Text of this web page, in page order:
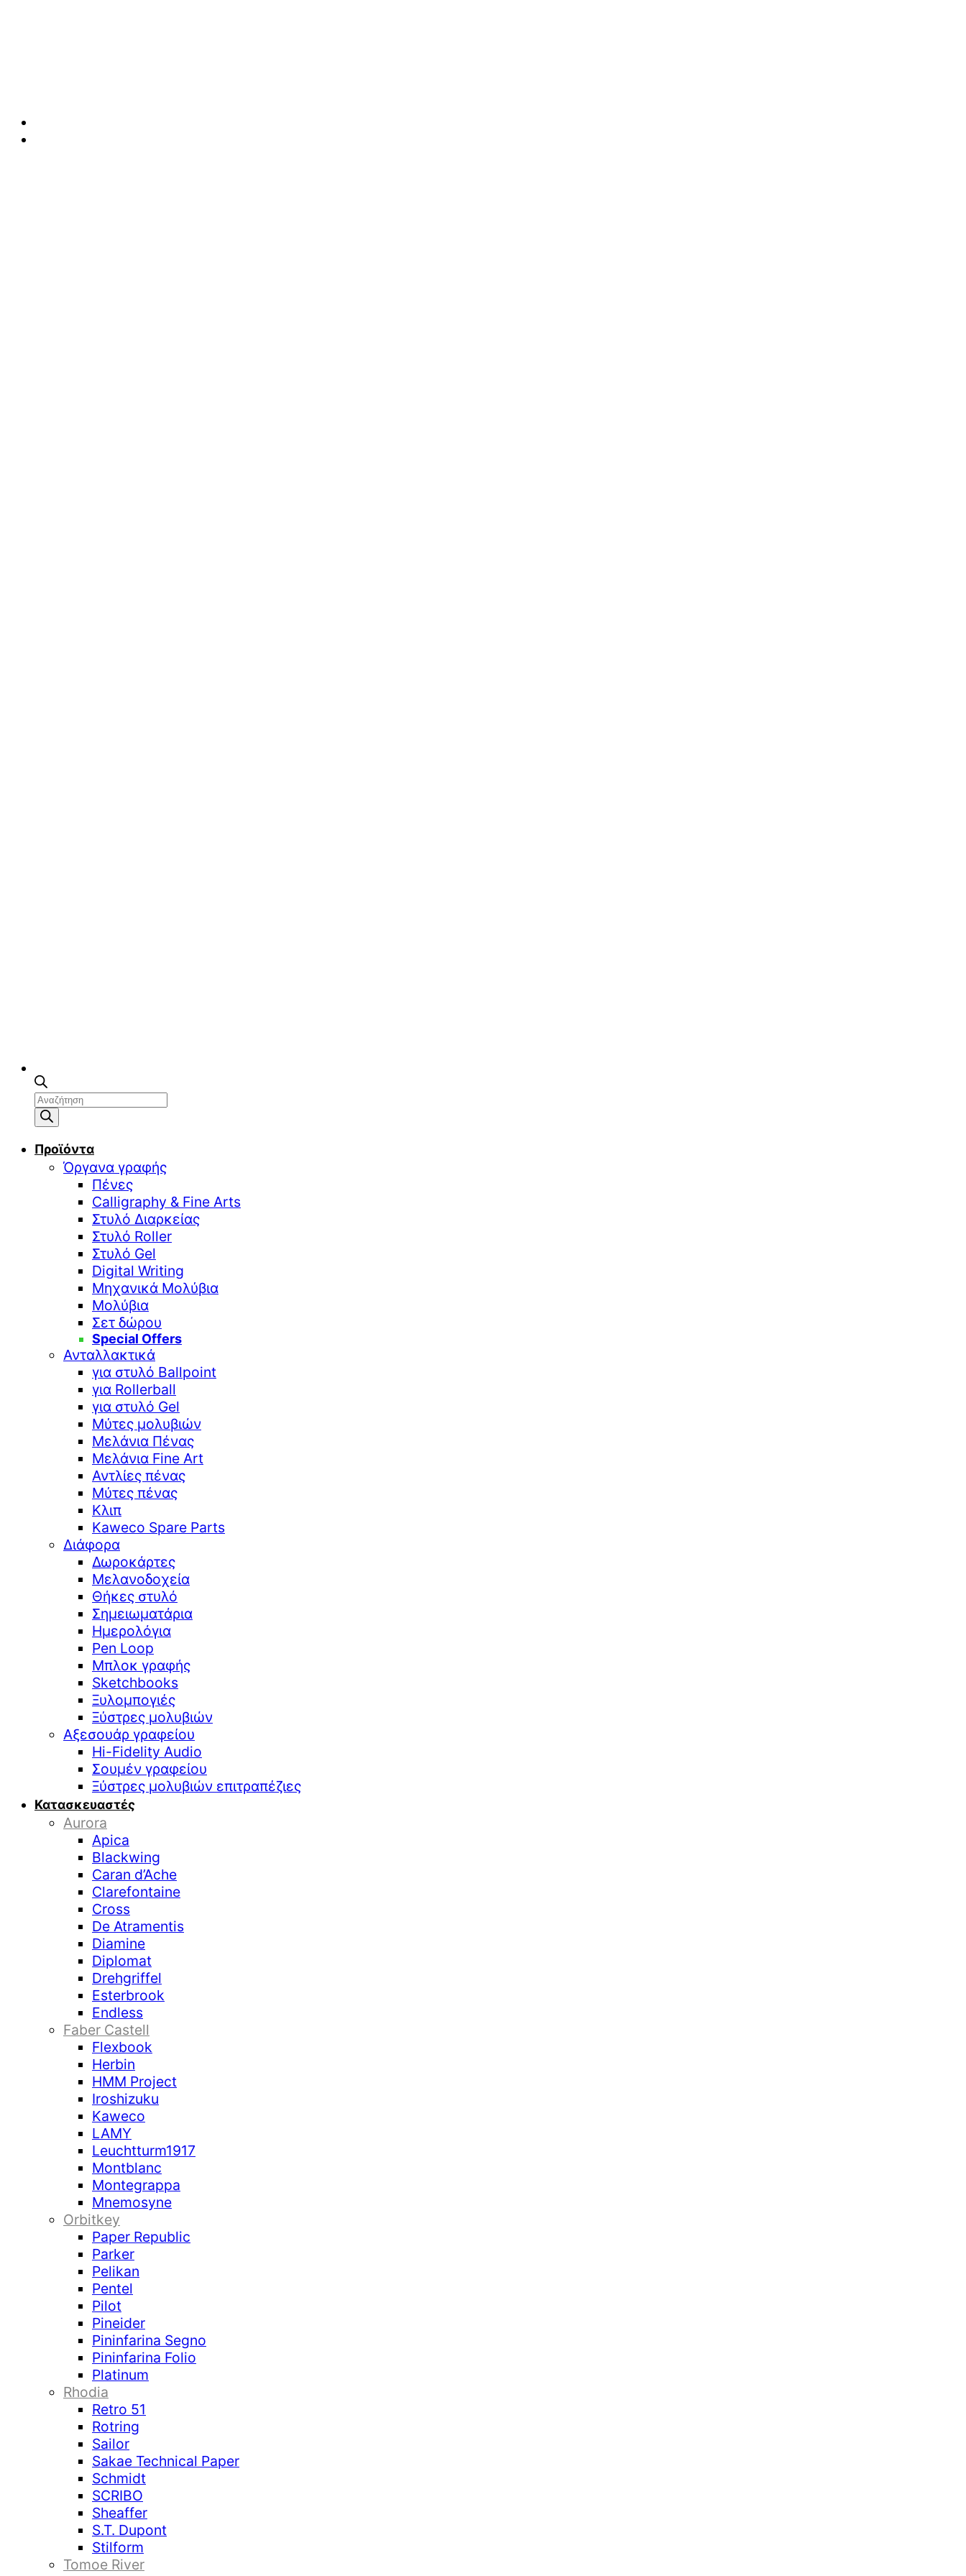
Αναζήτηση
προϊόντων
Προϊόντα
Όργανα γραφής
Πένες
Calligraphy & Fine Arts
Στυλό Διαρκείας
Στυλό Roller
Στυλό Gel
Digital Writing
Μηχανικά Μολύβια
Μολύβια
Σετ δώρου
Special Offers
Ανταλλακτικά
για στυλό Ballpoint
για Rollerball
για στυλό Gel
Μύτες μολυβιών
Μελάνια Πένας
Μελάνια Fine Art
Αντλίες πένας
Μύτες πένας
Κλιπ
Kaweco Spare Parts
Διάφορα
Δωροκάρτες
Μελανοδοχεία
Θήκες στυλό
Σημειωματάρια
Ημερολόγια
Pen Loop
Μπλοκ γραφής
Sketchbooks
Ξυλομπογιές
Ξύστρες μολυβιών
Αξεσουάρ γραφείου
Hi-Fidelity Audio
Σουμέν γραφείου
Ξύστρες μολυβιών επιτραπέζιες
Κατασκευαστές
Aurora
Apica
Blackwing
Caran d’Ache
Clarefontaine
Cross
De Atramentis
Diamine
Diplomat
Drehgriffel
Esterbrook
Endless
Faber Castell
Flexbook
Herbin
HMM Project
Iroshizuku
Kaweco
LAMY
Leuchtturm1917
Montblanc
Montegrappa
Mnemosyne
Orbitkey
Paper Republic
Parker
Pelikan
Pentel
Pilot
Pineider
Pininfarina Segno
Pininfarina Folio
Platinum
Rhodia
Retro 51
Rotring
Sailor
Sakae Technical Paper
Schmidt
SCRIBO
Sheaffer
S.T. Dupont
Stilform
Tomoe River